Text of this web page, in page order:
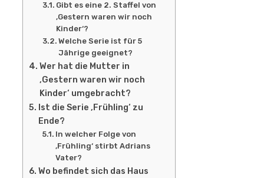
Gibt es eine 2. Staffel von
‚Gestern waren wir noch
Kinder‘?
Welche Serie ist für 5
Jährige geeignet?
Wer hat die Mutter in
‚Gestern waren wir noch
Kinder‘ umgebracht?
Ist die Serie ‚Frühling‘ zu
Ende?
In welcher Folge von
‚Frühling‘ stirbt Adrians
Vater?
Wo befindet sich das Haus